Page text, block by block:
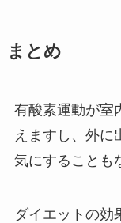
まとめ
有酸素運動が室
えますし、外に
気にすることも
ダイエットの効